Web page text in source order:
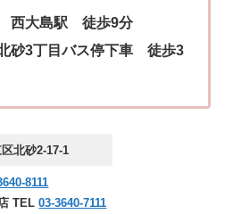
西大島駅 徒歩9分
砂3丁目バス停下車 徒歩3
北砂2-17-1
8111
TEL03-3640-7111